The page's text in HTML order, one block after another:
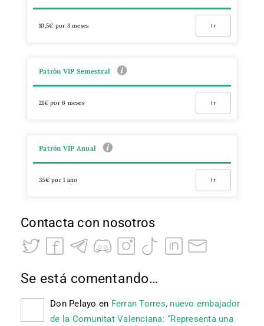
10,5€ por 3 meses Ir
Patrón VIP Semestral
21€ por 6 meses Ir
Patrón VIP Anual
35€ por 1 año Ir
Contacta con nosotros
Se está comentando…
Don Pelayo en Ferran Torres, nuevo embajador
de la Comunitat Valenciana: “Representa una